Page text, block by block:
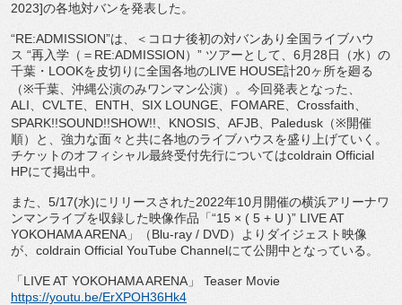
2023]の各地対バンを発表した。
“RE:ADMISSION”は、＜ コロナ後初の対バンあり全国ライブハウ
ス “再入学（＝ RE:ADMISSION） ” ツアーとして、 6 月 28日（水） の
千葉・ LOOKを皮切りに全国各地のLIVE HOUSE計20ヶ所を廻る
（※千葉、 沖縄公演のみワンマン公演）。今回発表となった、
ALI
CVL TE ENTH SIX LOUNGE FOMARE Crossfaith
SPARK!!SOUND!!SHOW!! KNOSIS AFJB Paledusk （※開催
順）と、 強力な面々と共に各地のライブハウスを盛り上げていく。
チケットのオフィシャル最終受付先行についてはcoldrain Official
HPにて掲出中。
また、 5/17(水)にリリースされた2022年10月開催の横浜アリーナワ
ンマンライブを収録した映像作品「“15 × ( 5 + U )” LIVE AT
YOKOHAMA ARENA 」（Blu-ray / DVD）よりダイジェスト映像
が、 coldrain Official YouTube Channelにて公開中となっている。
「LIVE AT YOKOHAMA ARENA 」
Teaser Movie
https://youtu.be/ErXPOH36Hk4